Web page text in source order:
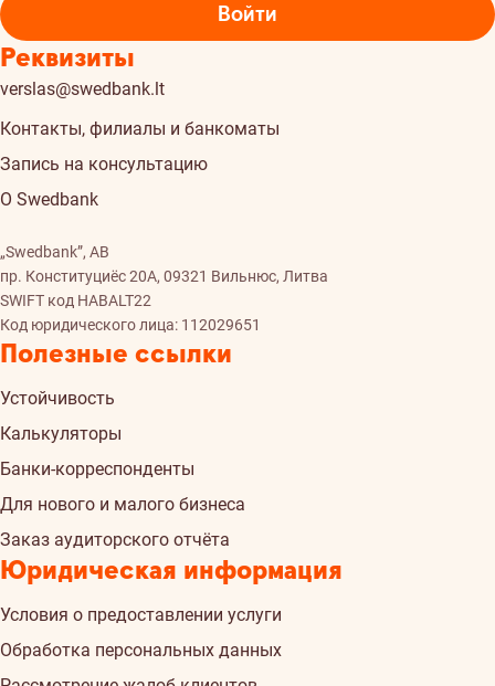
Войти
Реквизиты
verslas@swedbank.lt
Контакты, филиалы и банкоматы
Запись на консультацию
О Swedbank
„Swedbank”, AB
пр. Конституциёс 20A, 09321 Вильнюс, Литва
SWIFT код HABALT22
Код юридического лица: 112029651
Полезные ссылки
Устойчивость
Калькуляторы
Банки-корреспонденты
Для нового и малого бизнеса
Заказ аудиторского отчёта
Юридическая информация
Условия о предоставлении услуги
Обработка персональных данных